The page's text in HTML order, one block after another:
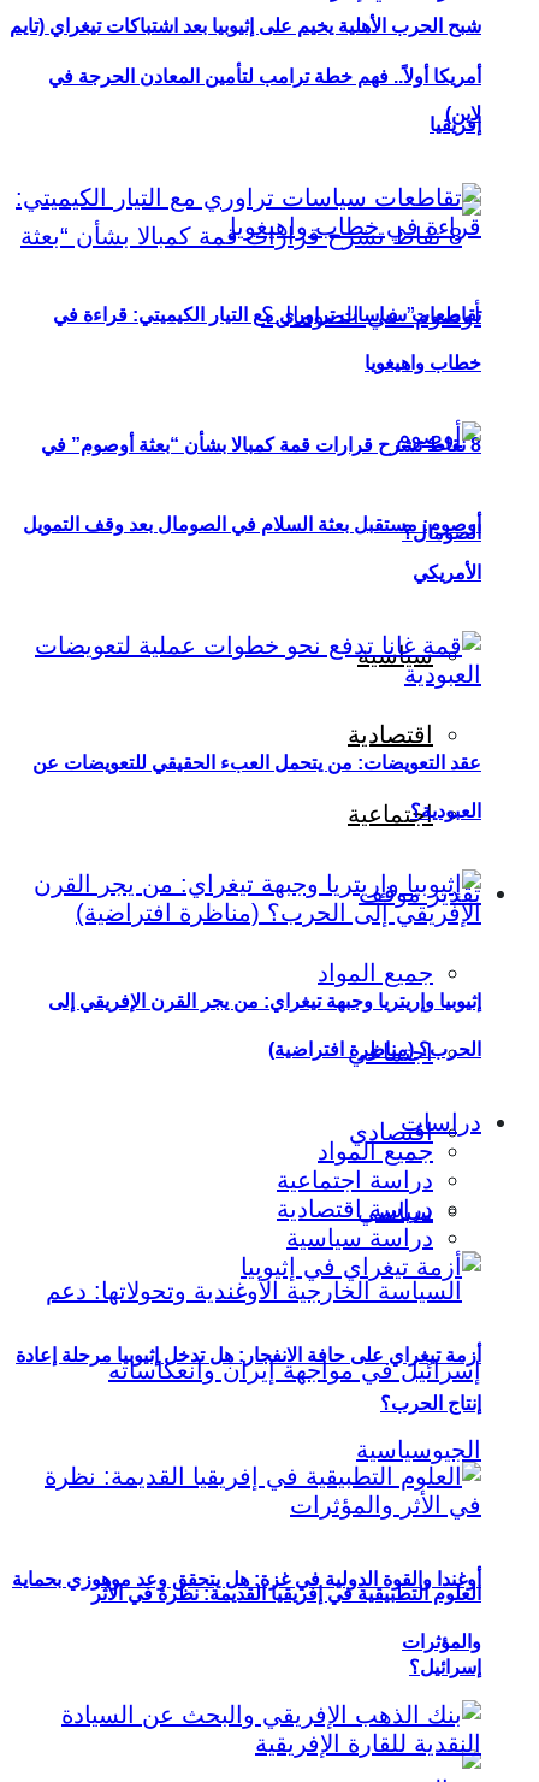
شبح الحرب الأهلية يخيم على إثيوبيا بعد اشتباكات تيغراي (تايم
لاين)
8 نقاط تشرح قرارات قمة كمبالا بشأن “بعثة أوصوم” في
الصومال؟
سياسية
اقتصادية
اجتماعية
تقدير موقف
جميع المواد
اجتماعي
اقتصادي
سياسي
أوغندا والقوة الدولية في غزة: هل يتحقق وعد موهوزي بحماية
إسرائيل؟
أمريكا أولاً.. فهم خطة ترامب لتأمين المعادن الحرجة في
إفريقيا
تقاطعات سياسات تراوري مع التيار الكيميتي: قراءة في
خطاب واهيغويا
أوصوم: مستقبل بعثة السلام في الصومال بعد وقف التمويل
الأمريكي
عقد التعويضات: من يتحمل العبء الحقيقي للتعويضات عن
العبودية؟
إثيوبيا وإريتريا وجبهة تيغراي: من يجر القرن الإفريقي إلى
الحرب؟ (مناظرة افتراضية)
دراسات
جميع المواد
دراسة اجتماعية
دراسة اقتصادية
دراسة سياسية
أزمة تيغراي على حافة الانفجار: هل تدخل إثيوبيا مرحلة إعادة
إنتاج الحرب؟
العلوم التطبيقية في إفريقيا القديمة: نظرة في الأثر
والمؤثرات